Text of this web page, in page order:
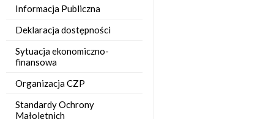
Informacja Publiczna
Deklaracja dostępności
Sytuacja ekonomiczno-
finansowa
Organizacja CZP
Standardy Ochrony
Małoletnich